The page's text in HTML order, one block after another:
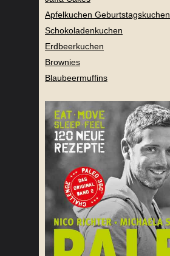
Apfelkuchen Geburtstagskuchen
Schokoladenkuchen
Erdbeerkuchen
Brownies
Blaubeermuffins